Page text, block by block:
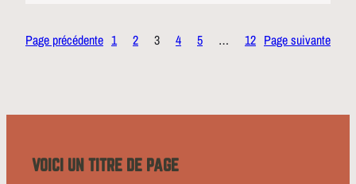
Page précédente 1 2 3 4 5 … 12 Page suivante
VOICI UN TITRE DE PAGE